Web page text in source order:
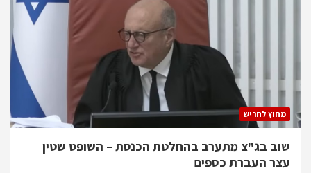
מחוץ לחריש
שוב בג"צ מתערב בהחלטת הכנסת – השופט שטין
עצר העברת כספים